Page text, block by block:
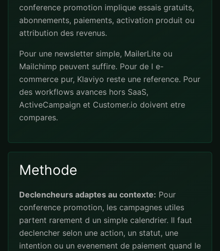
conference promotion implique essais gratuits,
abonnements, paiements, activation produit ou
attribution des revenus.
Pour une newsletter simple, MailerLite ou
Mailchimp peuvent suffire. Pour de l e-
commerce pur, Klaviyo reste une reference. Pour
des workflows avances hors SaaS,
ActiveCampaign et Customer.io doivent etre
compares.
Methode
Declencheurs adaptes au contexte: Pour
conference promotion, les campagnes utiles
partent rarement d un simple calendrier. Il faut
declencher selon une action, un statut, une
intention ou un evenement de paiement quand le